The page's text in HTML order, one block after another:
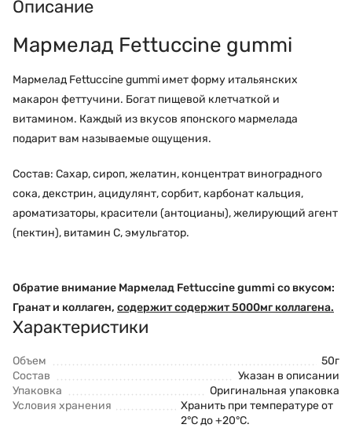
Описание
Мармелад Fettuccine gummi
Мармелад Fettuccine gummi имет форму итальянских
макарон феттучини. Богат пищевой клетчаткой и
витамином. Каждый из вкусов японского мармелада
подарит вам называемые ощущения.
Состав: Сахар, сироп, желатин, концентрат виноградного
сока, декстрин, ацидулянт, сорбит, карбонат кальция,
ароматизаторы, красители (антоцианы), желирующий агент
(пектин), витамин С, эмульгатор.
Обратие внимание Мармелад Fettuccine gummi со вкусом:
Гранат и коллаген, содержит содержит 5000мг коллагена.
Характеристики
Объем
50г
Состав
Указан в описании
Упаковка
Оригинальная упаковка
Условия хранения
Хранить при температуре от
2°C до +20°C.